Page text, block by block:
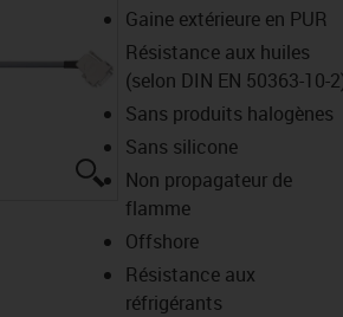
igus-icon-lupe
Gaine extérieure en PUR
Résistance aux huiles
(selon DIN EN 50363-10-
Sans produits halogènes
Sans silicone
Non propagateur de
flamme
Offshore
Résistance aux
réfrigérants